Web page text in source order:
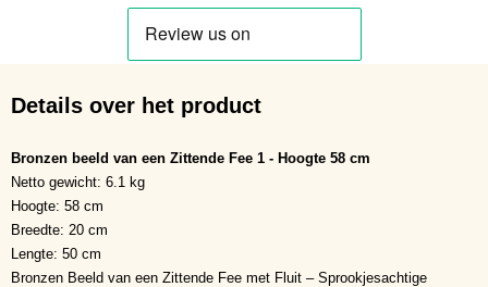
Details over het product
Bronzen beeld van een Zittende Fee 1 - Hoogte 58 cm
Netto gewicht: 6.1 kg
Hoogte: 58 cm
Breedte: 20 cm
Lengte: 50 cm
Bronzen Beeld van een Zittende Fee met Fluit – Sprookjesachtige